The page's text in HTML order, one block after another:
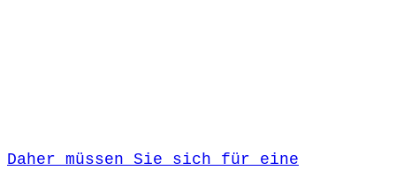
Daher müssen Sie sich für eine